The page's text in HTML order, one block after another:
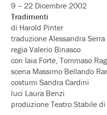
9 – 22 Dicembre 2002
Tradimenti
di Harold Pinter
traduzione Alessandra Serra
regia Valerio Binasco
con Iaia Forte, Tommaso
scena Massimo Bellando
costumi Sandra Cardini
luci Laura Benzi
produzione Teatro Stabile